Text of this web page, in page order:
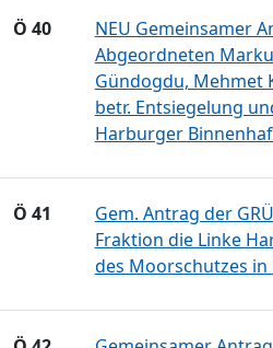
Ö 40
NEU Gemeinsamer
Abgeordneten
Gündogdu, Mehmet
betr. Entsiegelung
Harburger
Ö 41
Gem. Antrag der
Fraktion die Linke
des Moorschutzes